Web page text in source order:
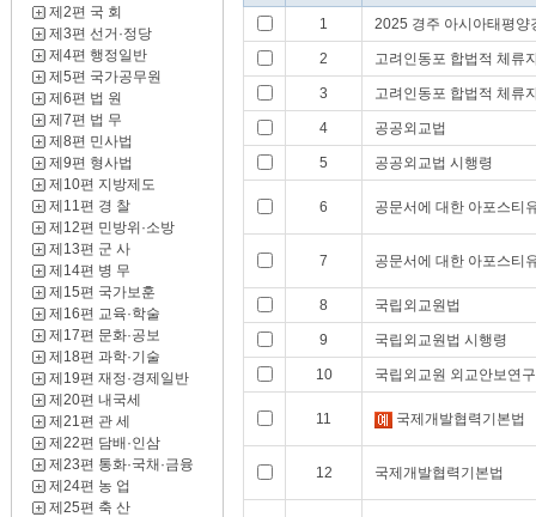
제2편 국 회
제3편 선거·정당
제4편 행정일반
제5편 국가공무원
제6편 법 원
제7편 법 무
제8편 민사법
제9편 형사법
제10편 지방제도
제11편 경 찰
제12편 민방위·소방
제13편 군 사
제14편 병 무
제15편 국가보훈
제16편 교육·학술
제17편 문화·공보
제18편 과학·기술
제19편 재정·경제일반
제20편 내국세
제21편 관 세
제22편 담배·인삼
제23편 통화·국채·금융
제24편 농 업
제25편 축 산
1 2025 경주 아시아태평양
2 고려인동포 합법적 체류
3 고려인동포 합법적 체류
4 공공외교법
5 공공외교법 시행령
6 공문서에 대한 아포스티
7 공문서에 대한 아포스티
8 국립외교원법
9 국립외교원법 시행령
10 국립외교원 외교안보연
11 국제개발협력기본법
12 국제개발협력기본법